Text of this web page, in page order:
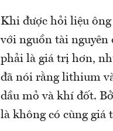
Khi được hỏi liệu
với nguồn tài nguyên
phải là giá trị hơn,
đã nói rằng lithium
dầu mỏ và khí đốt.
là không có cùng giá